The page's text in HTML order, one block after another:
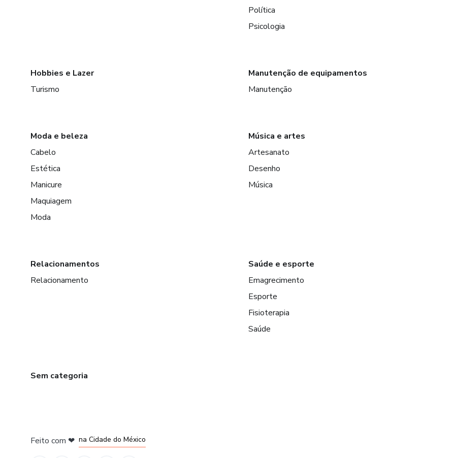
Política
Psicologia
Hobbies e Lazer
Turismo
Manutenção de equipamentos
Manutenção
Moda e beleza
Cabelo
Estética
Manicure
Maquiagem
Moda
Música e artes
Artesanato
Desenho
Música
Relacionamentos
Relacionamento
Saúde e esporte
Emagrecimento
Esporte
Fisioterapia
Saúde
Sem categoria
Feito com ❤ na Cidade do México